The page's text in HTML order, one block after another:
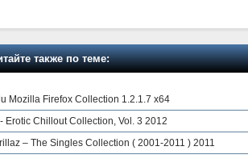
также по теме:
Mozilla Firefox Collection 1.2.1.7 x64
- Erotic Chillout Collection, Vol. 3 2012
– The Singles Collection ( 2001-2011 ) 2011